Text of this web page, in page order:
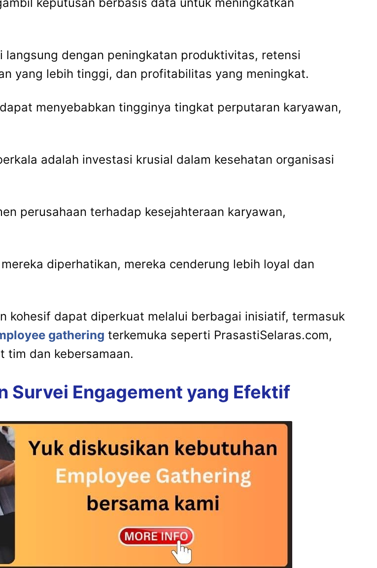
dengan peningkatan produktivitas, retensi
yang lebih tinggi, dan profitabilitas yang meningkat.
menyebabkan tingginya tingkat perputaran karyawan,
adalah investasi krusial dalam kesehatan organisasi
perusahaan terhadap kesejahteraan karyawan,
diperhatikan, mereka cenderung lebih loyal dan
kohesif dapat diperkuat melalui berbagai inisiatif, termasuk
gathering terkemuka seperti PrasastiSelaras.com,
tim dan kebersamaan.
Survei Engagement yang Efektif